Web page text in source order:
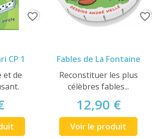
CP 1
et de
favorite_border
Fables de La Fontaine
Reconstituer les plus
célèbres fables...
12,90 €
Voir le produit
favorite_border